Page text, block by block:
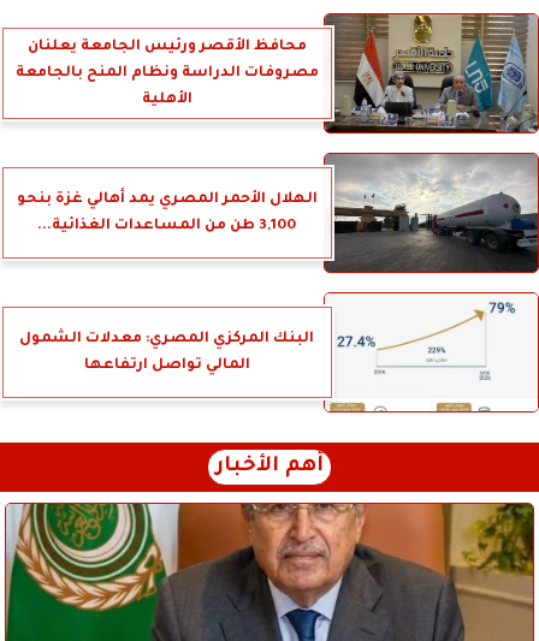
محافظ الأقصر ورئيس الجامعة يعلنان
مصروفات الدراسة ونظام المنح بالجامعة
الأهلية
الهلال الأحمر المصري يمد أهالي غزة بنحو
3,100 طن من المساعدات الغذائية...
البنك المركزي المصري: معدلات الشمول
المالي تواصل ارتفاعها
أهم الأخبار